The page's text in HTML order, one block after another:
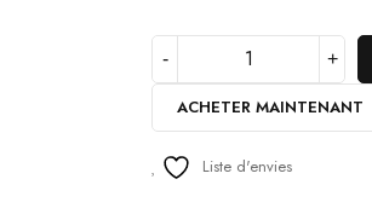
ACHETER MAINTENANT
Liste d'envies